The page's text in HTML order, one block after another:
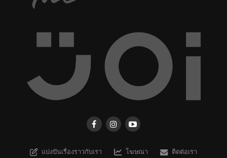
แบ่งปันเรื่องราวกับเรา โฆษณา ติดต่อเรา